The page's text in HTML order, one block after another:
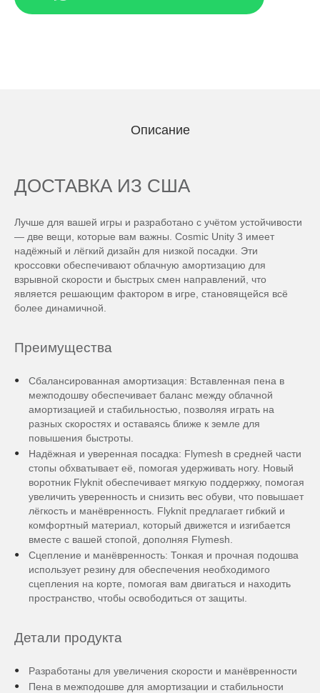
Описание
ДОСТАВКА ИЗ США
Лучше для вашей игры и разработано с учётом устойчивости
— две вещи, которые вам важны. Cosmic Unity 3 имеет
надёжный и лёгкий дизайн для низкой посадки. Эти
кроссовки обеспечивают облачную амортизацию для
взрывной скорости и быстрых смен направлений, что
является решающим фактором в игре, становящейся всё
более динамичной.
Преимущества
Сбалансированная амортизация: Вставленная пена в
межподошву обеспечивает баланс между облачной
амортизацией и стабильностью, позволяя играть на
разных скоростях и оставаясь ближе к земле для
повышения быстроты.
Надёжная и уверенная посадка: Flymesh в средней части
стопы обхватывает её, помогая удерживать ногу. Новый
воротник Flyknit обеспечивает мягкую поддержку, помогая
увеличить уверенность и снизить вес обуви, что повышает
лёгкость и манёвренность. Flyknit предлагает гибкий и
комфортный материал, который движется и изгибается
вместе с вашей стопой, дополняя Flymesh.
Сцепление и манёвренность: Тонкая и прочная подошва
использует резину для обеспечения необходимого
сцепления на корте, помогая вам двигаться и находить
пространство, чтобы освободиться от защиты.
Детали продукта
Разработаны для увеличения скорости и манёвренности
Пена в межподошве для амортизации и стабильности